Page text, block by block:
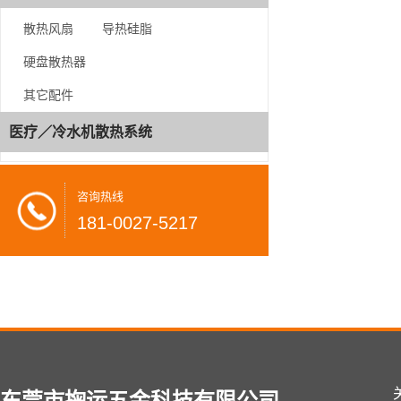
配件系列
散热风扇
导热硅脂
其它配件
医疗／冷水机散热系统
热
0027-
散热风扇 导热硅脂
硬盘散热器
其它配件
医疗／冷水机散热系统
咨询热线
181-0027-5217